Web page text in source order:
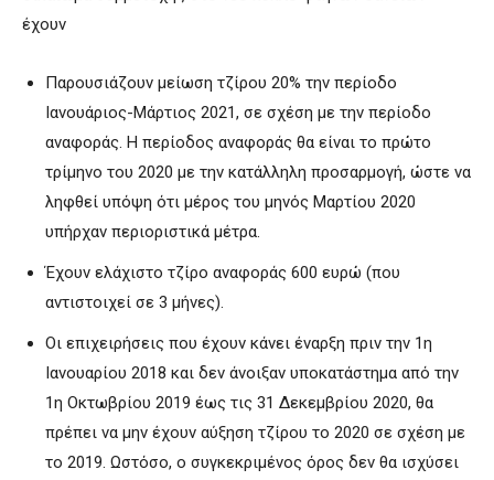
έχουν
Παρουσιάζουν μείωση τζίρου 20% την περίοδο
Ιανουάριος-Μάρτιος 2021, σε σχέση με την περίοδο
αναφοράς. Η περίοδος αναφοράς θα είναι το πρώτο
τρίμηνο του 2020 με την κατάλληλη προσαρμογή, ώστε να
ληφθεί υπόψη ότι μέρος του μηνός Μαρτίου 2020
υπήρχαν περιοριστικά μέτρα.
Έχουν ελάχιστο τζίρο αναφοράς 600 ευρώ (που
αντιστοιχεί σε 3 μήνες).
Οι επιχειρήσεις που έχουν κάνει έναρξη πριν την 1η
Ιανουαρίου 2018 και δεν άνοιξαν υποκατάστημα από την
1η Οκτωβρίου 2019 έως τις 31 Δεκεμβρίου 2020, θα
πρέπει να μην έχουν αύξηση τζίρου το 2020 σε σχέση με
το 2019. Ωστόσο, ο συγκεκριμένος όρος δεν θα ισχύσει